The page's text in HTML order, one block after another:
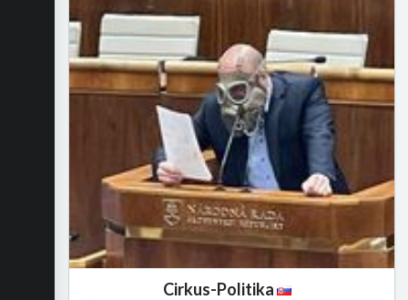
Cirkus-Politika